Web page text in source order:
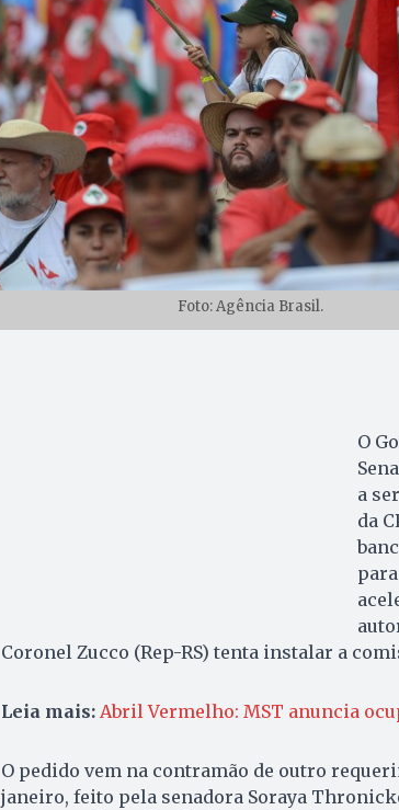
Foto: Agência Brasil.
O
a
da
Coronel Zucco (Rep-RS) tenta instalar a
Leia mais: Abril Vermelho: MST anuncia
O pedido vem na contramão de outro
janeiro, feito pela senadora Soraya